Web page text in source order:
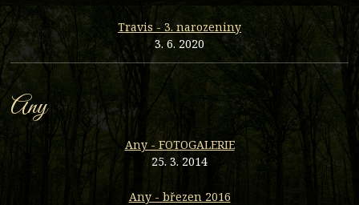
Travis - 3. narozeniny
3. 6. 2020
Any
Any - FOTOGALERIE
25. 3. 2014
Any - březen 2016